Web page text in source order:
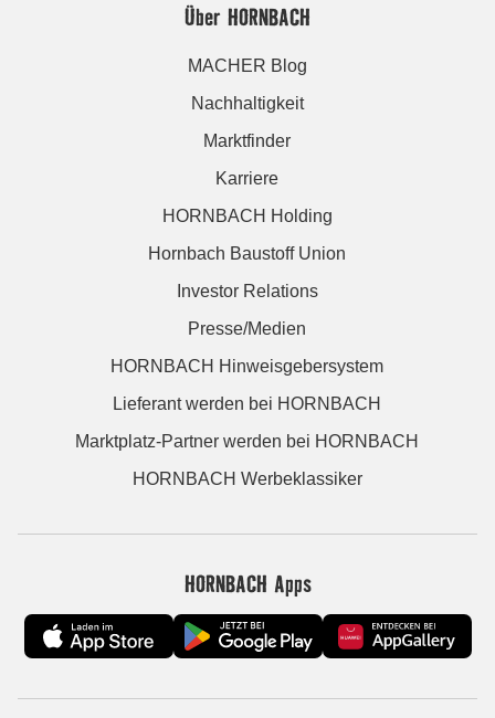
Über HORNBACH
MACHER Blog
Nachhaltigkeit
Marktfinder
Karriere
HORNBACH Holding
Hornbach Baustoff Union
Investor Relations
Presse/Medien
HORNBACH Hinweisgebersystem
Lieferant werden bei HORNBACH
Marktplatz-Partner werden bei HORNBACH
HORNBACH Werbeklassiker
HORNBACH Apps